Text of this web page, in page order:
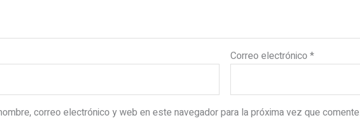
Correo electrónico*
correo electrónico y web en este navegador para la próxima vez que